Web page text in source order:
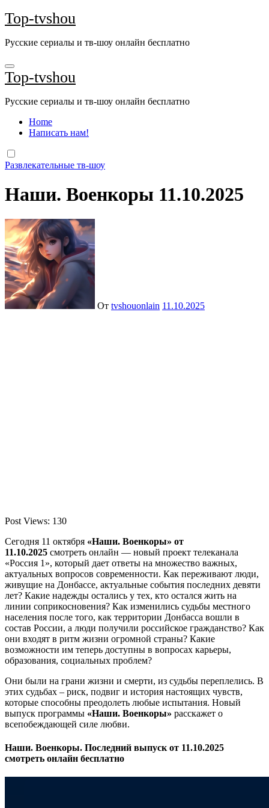
Перейти
к
Top-tvshou
Русские сериалы и тв-шоу онлайн бесплатно
Top-tvshou
Русские сериалы и тв-шоу онлайн бесплатно
Home
Написать нам!
Развлекательные тв-шоу
Наши. Военкоры 11.10.2025
От tvshouonlain 11.10.2025
Post Views: 130
Сегодня 11 октября «Наши. Военкоры» от
11.10.2025 смотреть онлайн — новый проект телеканала
«Россия 1», который дает ответы на множество важных,
актуальных вопросов современности. Как переживают люди,
живущие на Донбассе, актуальные события последних девяти
лет? Какие надежды остались у тех, кто остался жить на
линии соприкосновения? Как изменились судьбы местного
населения после того, как территории Донбасса вошли в
состав России, а люди получили российское гражданство? Как
они входят в ритм жизни огромной страны? Какие
возможности им теперь доступны в вопросах карьеры,
образования, социальных проблем?
Они были на грани жизни и смерти, из судьбы переплелись. В
этих судьбах – риск, подвиг и история настоящих чувств,
которые способны преодолеть любые испытания. Новый
выпуск программы «Наши. Военкоры» расскажет о
всепобеждающей силе любви.
Наши. Военкоры. Последний выпуск от 11.10.2025
смотреть онлайн бесплатно